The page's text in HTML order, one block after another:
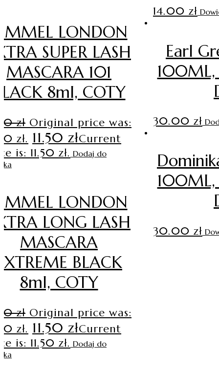
LONDON
SUPER LASH
MASCARA 101
8ml, COTY
zł Original price was:
zł. 11.50 złCurrent
is: 11.50 zł. Dodaj do
LONDON
LONG LASH
MASCARA
BLACK
8ml, COTY
zł Original price was:
zł. 11.50 złCurrent
is: 11.50 zł. Dodaj do
14.00 zł
Earl
100ML,
30.00 zł
100ML,
30.00 zł